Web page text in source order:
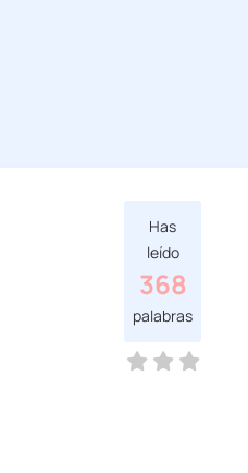
Has
leído
368
palabras